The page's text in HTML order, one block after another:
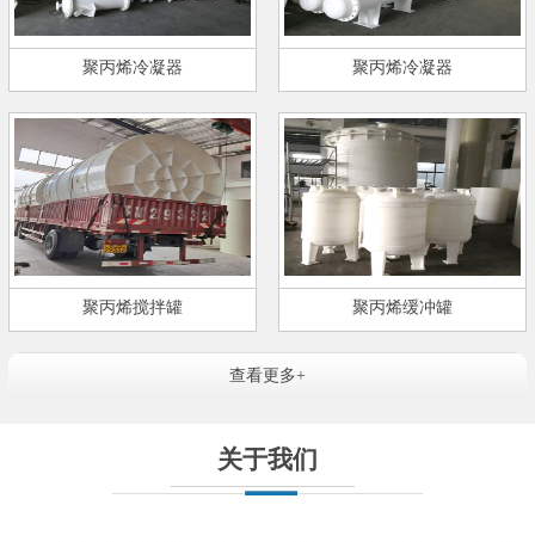
聚丙烯冷凝器 聚丙烯冷凝器
聚丙烯搅拌罐 聚丙烯缓冲罐
查看更多+
关于我们